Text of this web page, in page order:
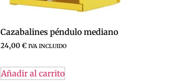
Cazabalines péndulo mediano
24,00€ IVA INCLUIDO
Añadir al carrito